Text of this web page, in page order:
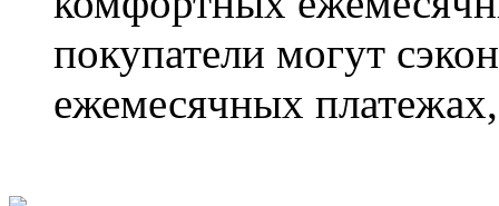
покупатели могут
ежемесячных